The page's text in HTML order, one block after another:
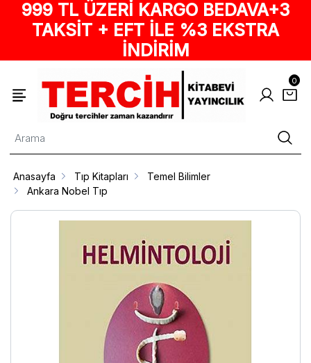
999 TL ÜZERİ KARGO BEDAVA+3
TAKSİT + EFT İLE %3 EKSTRA
İNDİRİM
0
Anasayfa Tıp Kitapları
Temel Bilimler
Ankara Nobel Tıp